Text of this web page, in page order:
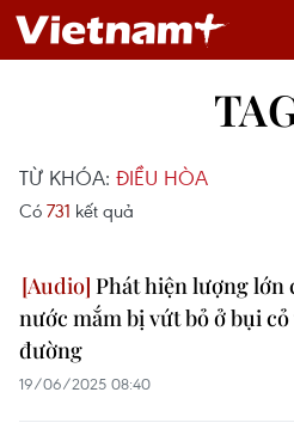
TỪ KHÓA: ĐIỀU HÒA
Có 731 kết quả
Phát hiện lượng lớn
nước mắm bị vứt bỏ ở bụi cỏ
đường
19/06/2025 08:40